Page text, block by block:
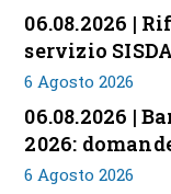
06.08.2026 |
servizio
6 Agosto 2026
06.08.2026 |
2026:
6 Agosto 2026